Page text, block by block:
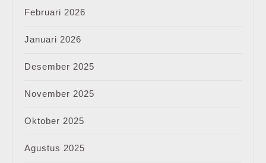
Februari 2026
Januari 2026
Desember 2025
November 2025
Oktober 2025
Agustus 2025